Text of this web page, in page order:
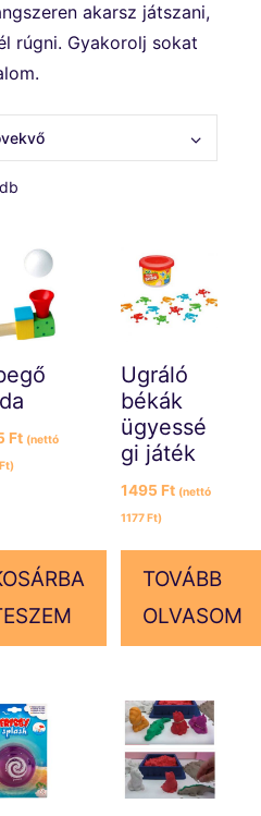
akarsz játszani,
rúgni. Gyakorolj sokat
to
high
Ft (nettó
Ft)
Ugráló
békák
ügyessé
gi játék
1495 Ft (nettó
1177Ft)
TOVÁBB
OLVASOM